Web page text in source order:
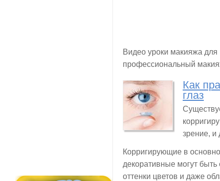
Видео уроки макияжа
профессиональный
Как
глаз
зрение, и
Корригирующие в
декоративные могут
оттенки цветов и даже